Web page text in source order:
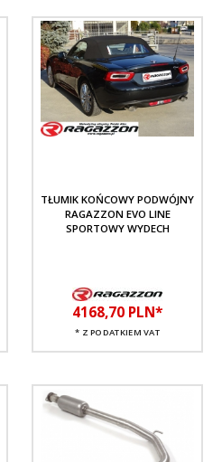
TŁUMIK KOŃCOWY PODWÓJNY
RAGAZZON EVO LINE
SPORTOWY WYDECH
4168,70 PLN*
* Z PODATKIEM VAT